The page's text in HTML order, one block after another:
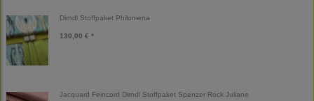
Dirndl Stoffpaket Philomena
130,00 € *
Jacquard Feincord Dirndl Stoffpaket Spenzer Rock Juliane